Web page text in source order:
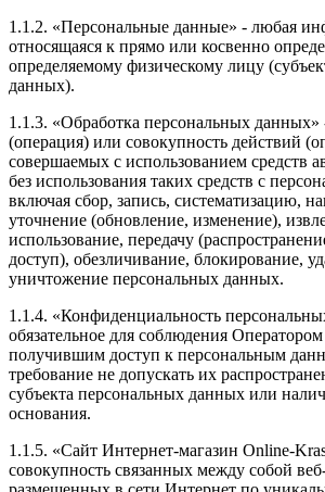
1.1.2. «Персональные данные» - любая
относящаяся к прямо или косвенно
определяемому физическому лицу
данных).
1.1.3. «Обработка персональных данных»
(операция) или совокупность действий
совершаемых с использованием средств
без использования таких средств с
включая сбор, запись, систематизацию,
уточнение (обновление, изменение),
использование, передачу
доступ), обезличивание, блокирование,
уничтожение персональных данных.
1.1.4. «Конфиденциальность
обязательное для соблюдения
получившим доступ к персональным
требование не допускать их
субъекта персональных данных или
основания.
1.1.5. «Сайт Интернет-магазин Online-
совокупность связанных между собой